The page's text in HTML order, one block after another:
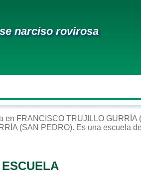
narciso rovirosa
en FRANCISCO TRUJILLO GURRÍA
(SAN PEDRO). Es una escuela